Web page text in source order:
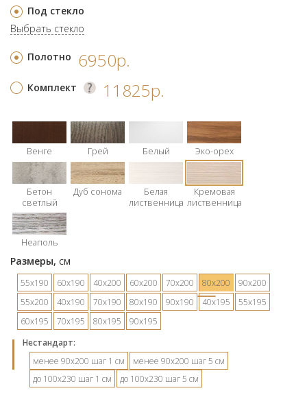
Под стекло
Выбрать стекло
Полотно 6950р.
Комплект 11825р.
Венге Грей Белый Эко-орех
Бетон
светлый
Дуб сонома
Белая
лиственница
Кремовая
лиственница
Неаполь
Размеры, см
55х190 60х190 40х200 60х200 70х200 80х200
90х200
55х200
40х190 70х190 80х190 90х190 40х195
55х195
60х195
70х195 80х195
90х195
Hестандарт:
менее 90х200 шаг 1 см
менее 90х200 шаг 5 см
до 100х230 шаг 1 см
до 100х230 шаг 5 см